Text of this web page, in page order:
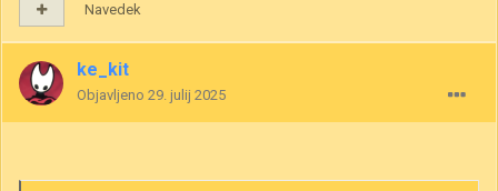
Navedek
ke_kit
Objavljeno 29. julij 2025